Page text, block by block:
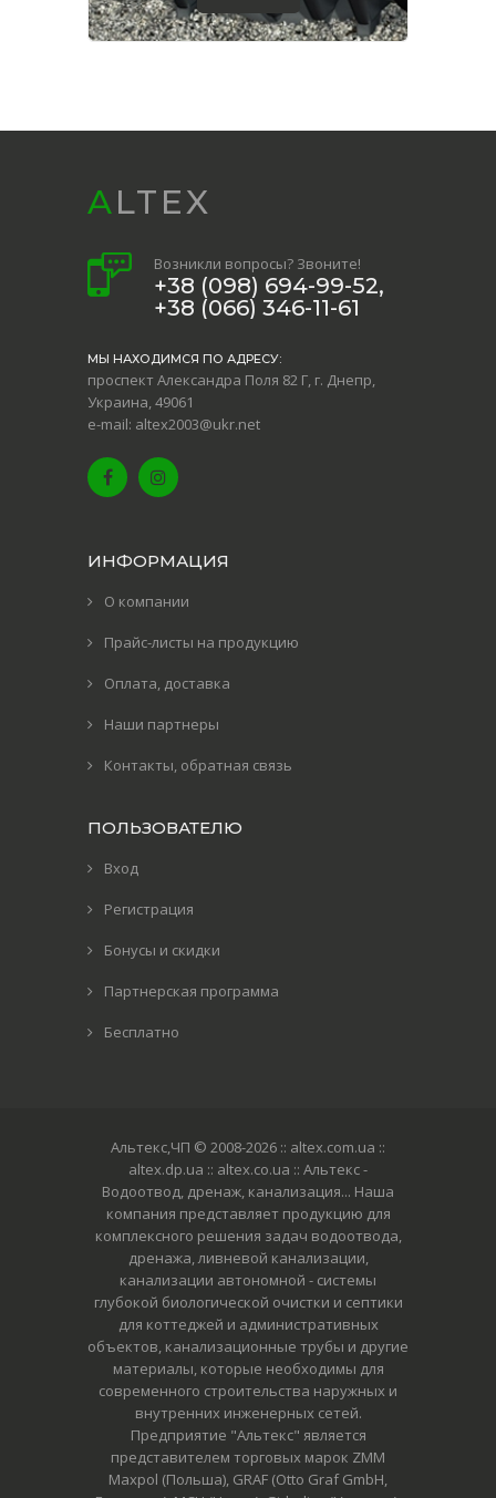
ALTEX
Возникли вопросы? Звоните!
+38 (098) 694-99-52,
+38 (066) 346-11-61
МЫ НАХОДИМСЯ ПО АДРЕСУ:
проспект Александра Поля 82 Г, г. Днепр,
Украина, 49061
e-mail: altex2003@ukr.net
ИНФОРМАЦИЯ
О компании
Прайс-листы на продукцию
Оплата, доставка
Наши партнеры
Контакты, обратная связь
ПОЛЬЗОВАТЕЛЮ
Вход
Регистрация
Бонусы и скидки
Партнерская программа
Бесплатно
Альтекс,ЧП © 2008-2026 :: altex.com.ua ::
altex.dp.ua :: altex.co.ua :: Альтекс -
Водоотвод, дренаж, канализация... Наша
компания представляет продукцию для
комплексного решения задач водоотвода,
дренажа, ливневой канализации,
канализации автономной - системы
глубокой биологической очистки и септики
для коттеджей и административных
объектов, канализационные трубы и другие
материалы, которые необходимы для
современного строительства наружных и
внутренних инженерных сетей.
Предприятие "Альтекс" является
представителем торговых марок ZMM
Maxpol (Польша), GRAF (Otto Graf GmbH,